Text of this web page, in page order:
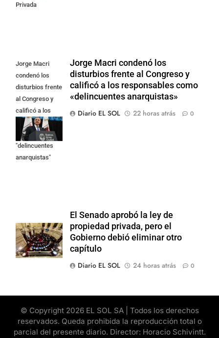
Privada
Jorge Macri
condenó los
disturbios frente
al Congreso y
calificó a los
responsables
como
"delincuentes
anarquistas"
Jorge Macri condenó los
disturbios frente al Congreso y
calificó a los responsables como
«delincuentes anarquistas»
Diario EL SOL
22 horas atrás 0
El Senado aprobó la ley de
propiedad privada, pero el
Gobierno debió eliminar otro
capítulo
Diario EL SOL
24 horas atrás 0
© Copyright 2026 EL SOL SA | Todos los derechos
reservados. Queda prohibida la reproducción total o
parcial del presente diario. Director: Horacio Schivintt.